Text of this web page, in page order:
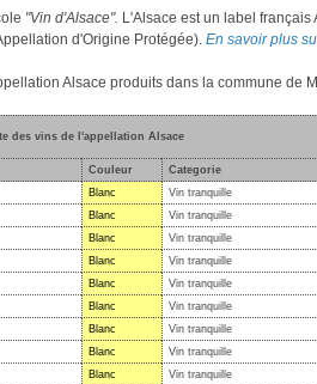
"Vin d'Alsace". L'Alsace est un label français
d'Origine Protégée). En savoir plus
Alsace produits dans la commune de
des vins de l'appellation Alsace
Couleur Categorie
Blanc
Vin tranquille
Blanc
Vin tranquille
Blanc
Vin tranquille
Blanc
Vin tranquille
Blanc
Vin tranquille
Blanc
Vin tranquille
Blanc
Vin tranquille
Blanc
Vin tranquille
Blanc
Vin tranquille